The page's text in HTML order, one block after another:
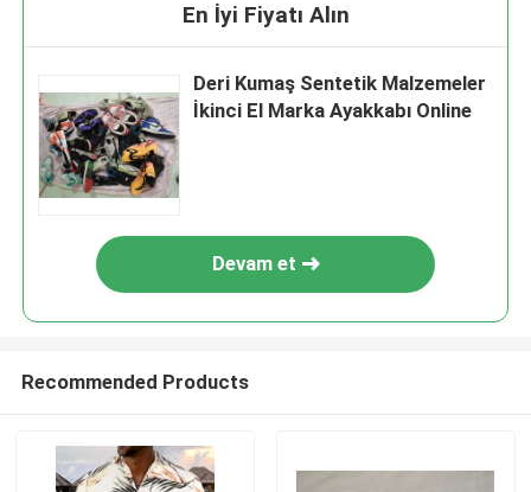
En İyi Fiyatı Alın
Deri Kumaş Sentetik Malzemeler
İkinci El Marka Ayakkabı Online
Devam et
Recommended Products